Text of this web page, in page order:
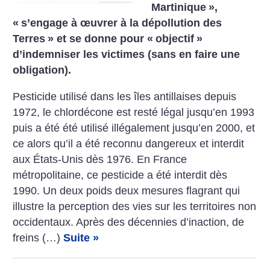
Martinique »,
« s’engage à œuvrer à la dépollution des
Terres » et se donne pour « objectif »
d’indemniser les victimes (sans en faire une
obligation).
Pesticide utilisé dans les îles antillaises depuis
1972, le chlordécone est resté légal jusqu’en 1993
puis a été été utilisé illégalement jusqu’en 2000, et
ce alors qu’il a été reconnu dangereux et interdit
aux États-Unis dès 1976. En France
métropolitaine, ce pesticide a été interdit dès
1990. Un deux poids deux mesures flagrant qui
illustre la perception des vies sur les territoires non
occidentaux. Après des décennies d’inaction, de
freins (…)Suite »